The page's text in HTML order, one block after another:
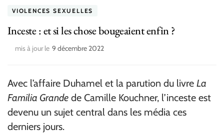
VIOLENCES SEXUELLES
Inceste : et si les chose bougeaient enfin ?
mis à jour le 9 décembre 2022
Avec l’affaire Duhamel et la parution du livre La
Familia Grande de Camille Kouchner, l’inceste est
devenu un sujet central dans les média ces
derniers jours.